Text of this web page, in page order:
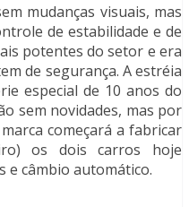
mudanças visuais, mas
de estabilidade e de
potentes do setor e era
de segurança. A estréia
especial de 10 anos do
sem novidades, mas por
começará a fabricar
os dois carros hoje
e câmbio automático.